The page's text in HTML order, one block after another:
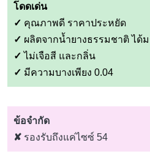
โดดเด่น
✓ คุณภาพดี ราคาประหยัด
✓ ผลิตจากน้ำยางธรรมชาติ ได้
✓ ไม่เจือสี และกลิ่น
✓ มีความบางเพียง 0.04
ข้อจำกัด
✘ รองรับถึงแค่ไซซ์ 54